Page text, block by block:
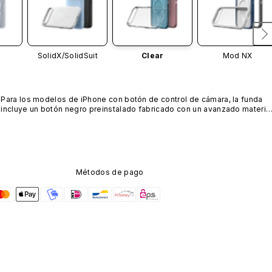
SolidX/SolidSuit Clear Mod NX
Para los modelos de iPhone con botón de control de cámara, la funda
incluye un botón negro preinstalado fabricado con un avanzado material
Métodos de pago